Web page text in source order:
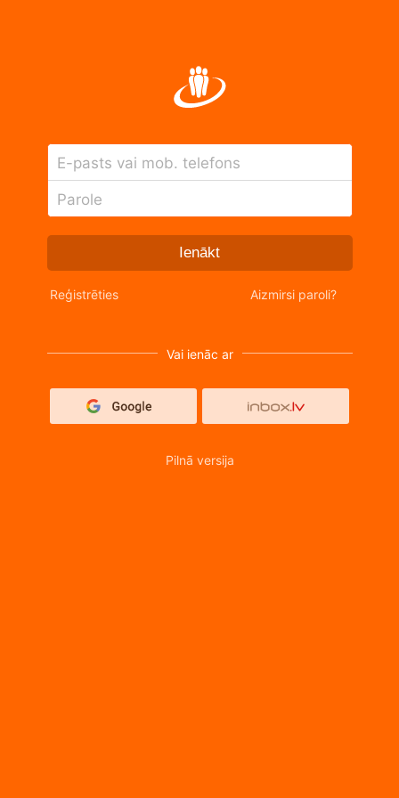
E-pasts vai mob. telefons
Parole
Ienākt
Reģistrēties Aizmirsi paroli?
Vai ienāc ar
Pilnā versija